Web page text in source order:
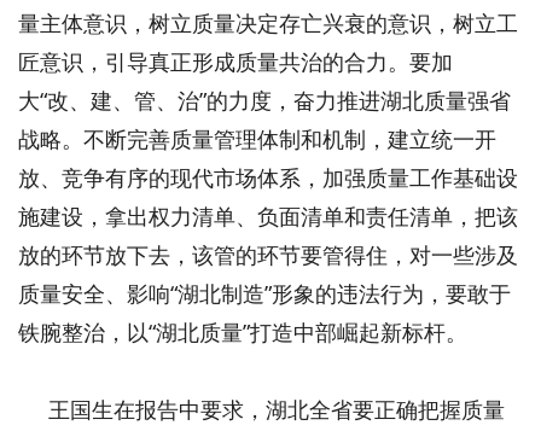
量主体意识，树立质量决定存亡兴衰的意识，树立工
匠意识，引导真正形成质量共治的合力。要加
大“改、建、管、治”的力度，奋力推进湖北质量强省
战略。不断完善质量管理体制和机制，建立统一开
放、竞争有序的现代市场体系，加强质量工作基础设
施建设，拿出权力清单、负面清单和责任清单，把该
放的环节放下去，该管的环节要管得住，对一些涉及
质量安全、影响“湖北制造”形象的违法行为，要敢于
铁腕整治，以“湖北质量”打造中部崛起新标杆。
王国生在报告中要求，湖北全省要正确把握质量